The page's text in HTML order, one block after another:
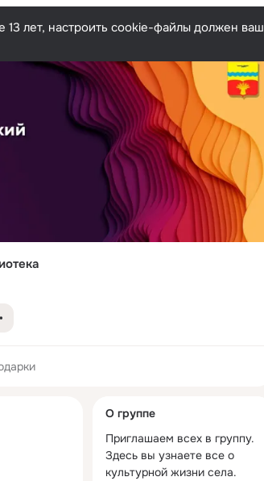
лет, настроить cookie-файлы должен ваш
колонка
О группе
Приглашаем всех в группу.
Здесь вы узнаете все о
культурной жизни села.